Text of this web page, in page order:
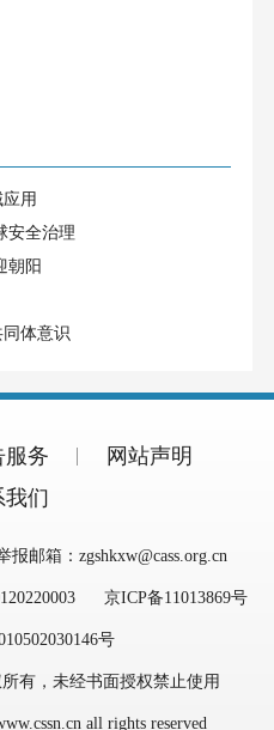
用
安全治理
朝阳
体意识
服务
网站声明
我们
报邮箱：zgshkxw@cass.org.cn
京ICP备11013869号
号
有，未经书面授权禁止使用
all rights reserved